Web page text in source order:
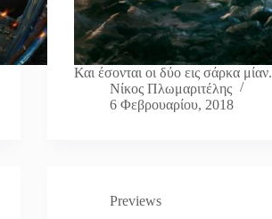
Και έσονται οι δύο εις σάρκα μίαν.
Νίκος Πλωμαριτέλης
6 Φεβρουαρίου, 2018
Previews